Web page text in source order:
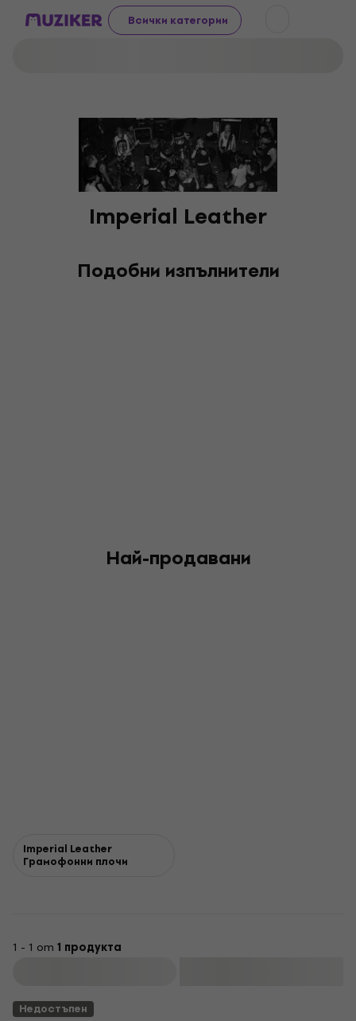
Всички категории
Imperial Leather
Подобни изпълнители
Най-продавани
Imperial Leather
Грамофонни плочи
1 - 1 от 1 продукта
Недостъпен